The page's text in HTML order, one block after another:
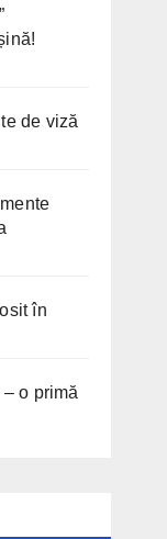
de viză
în
o primă